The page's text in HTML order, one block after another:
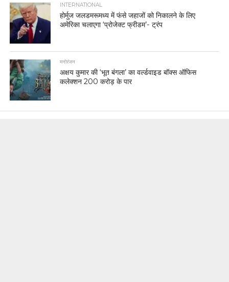
INTERNATIONAL
होर्मुज जलडमरूमध्य में फंसे जहाजों को निकालने के लिए
अमेरिका चलाएगा ‘प्रोजेक्ट फ्रीडम’- ट्रंप
मनोरंजन
अक्षय कुमार की ‘भूत बंगला’ का वर्ल्डवाइड बॉक्स ऑफिस
कलेक्शन 200 करोड़ के पार